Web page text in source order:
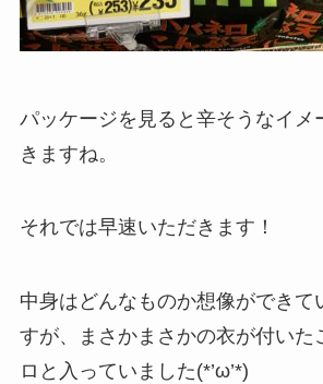
パッケージを見ると辛そうなイメ
きますね。
それでは早速いただきます！
中身はどんなものか想像ができて
すが、まさかまさかの衣が付いた
ロと入っていました(*’ω’*)